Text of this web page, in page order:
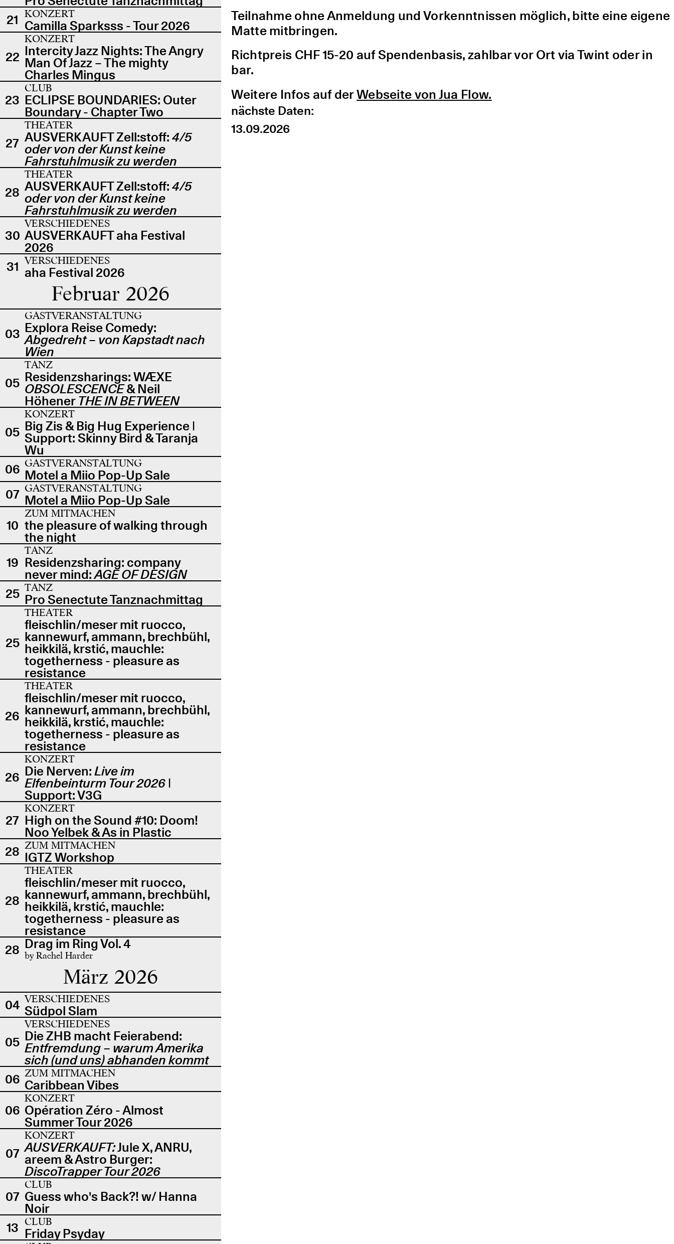
21 KONZERT
Camilla Sparksss - Tour 2026
22
KONZERT
Intercity Jazz Nights: The Angry
Man Of Jazz – The mighty
Charles Mingus
23
CLUB
ECLIPSE BOUNDARIES: Outer
Boundary - Chapter Two
27
THEATER
AUSVERKAUFT Zell:stoff: 4/5
oder von der Kunst keine
Fahrstuhlmusik zu werden
28
THEATER
AUSVERKAUFT Zell:stoff: 4/5
oder von der Kunst keine
Fahrstuhlmusik zu werden
30
VERSCHIEDENES
AUSVERKAUFT aha Festival
2026
31 VERSCHIEDENES
aha Festival 2026
Februar 2026
03
GASTVERANSTALTUNG
Explora Reise Comedy:
Abgedreht – von Kapstadt nach
Wien
05
TANZ
Residenzsharings: WÆXE
OBSOLESCENCE& Neil
Höhener THE IN BETWEEN
05
KONZERT
Big Zis & Big Hug Experience |
Support: Skinny Bird & Taranja
Wu
06 GASTVERANSTALTUNG
Motel a Miio Pop-Up Sale
07 GASTVERANSTALTUNG
Motel a Miio Pop-Up Sale
10
ZUM MITMACHEN
the pleasure of walking through
the night
19
TANZ
Residenzsharing: company
never mind:AGE OF DESIGN
25 TANZ
Pro Senectute Tanznachmittag
25
THEATER
fleischlin/meser mit ruocco,
kannewurf, ammann, brechbühl,
heikkilä, krstić, mauchle:
togetherness - pleasure as
resistance
26
THEATER
fleischlin/meser mit ruocco,
kannewurf, ammann, brechbühl,
heikkilä, krstić, mauchle:
togetherness - pleasure as
resistance
26
KONZERT
Die Nerven:Live im
Elfenbeinturm Tour 2026 |
Support: V3G
27
KONZERT
High on the Sound #10: Doom!
Noo Yelbek & As in Plastic
28 ZUM MITMACHEN
IGTZ Workshop
28
THEATER
fleischlin/meser mit ruocco,
kannewurf, ammann, brechbühl,
heikkilä, krstić, mauchle:
togetherness - pleasure as
resistance
28 Drag im Ring Vol. 4
by Rachel Harder
März 2026
04 VERSCHIEDENES
Südpol Slam
05
VERSCHIEDENES
Die ZHB macht Feierabend:
Entfremdung – warum Amerika
sich (und uns) abhanden kommt
06 ZUM MITMACHEN
Caribbean Vibes
06
KONZERT
Opération Zéro - Almost
Summer Tour 2026
07
KONZERT
AUSVERKAUFT:Jule X, ANRU,
areem & Astro Burger:
DiscoTrapper Tour 2026
07
CLUB
Guess who's Back?! w/ Hanna
Noir
13 CLUB
Friday Psyday
Teilnahme ohne Anmeldung und Vorkenntnissen möglich, bitte eine eigene
Matte mitbringen.
Richtpreis CHF 15-20 auf Spendenbasis, zahlbar vor Ort via Twint oder in
bar.
Weitere Infos auf derWebseite von Jua Flow.
nächste Daten:
13.09.2026